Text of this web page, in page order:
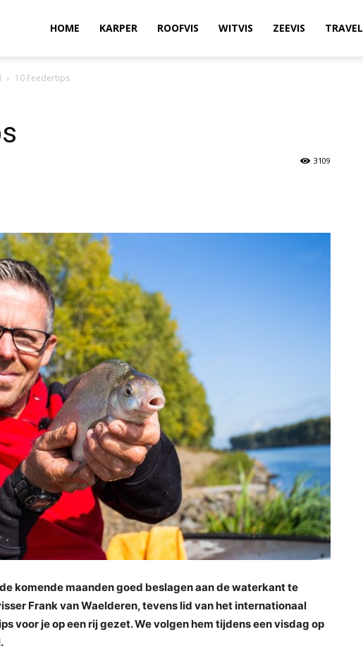
HOME KARPER ROOFVIS WITVIS ZEEVIS TRAVEL
10 Feedertips
3109
de komende maanden goed beslagen aan de waterkant te
Frank van Waelderen, tevens lid van het internationaal
voor je op een rij gezet. We volgen hem tijdens een visdag op